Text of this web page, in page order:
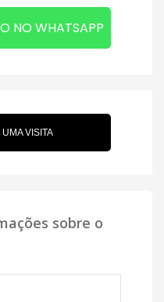
NO WHATSAPP
VISITA
sobre o